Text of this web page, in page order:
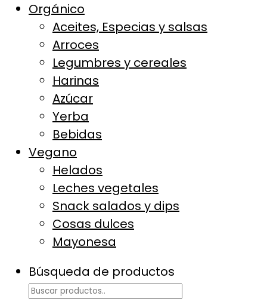
Orgánico
Aceites, Especias y salsas
Arroces
Legumbres y cereales
Harinas
Azúcar
Yerba
Bebidas
Vegano
Helados
Leches vegetales
Snack salados y dips
Cosas dulces
Mayonesa
Búsqueda de productos